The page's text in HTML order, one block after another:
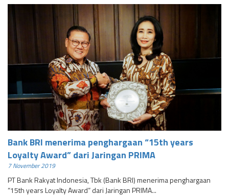
Bank BRI menerima penghargaan “15th years
Loyalty Award” dari Jaringan PRIMA
7 November 2019
PT Bank Rakyat Indonesia, Tbk (Bank BRI) menerima penghargaan
“15th years Loyalty Award” dari Jaringan PRIMA...